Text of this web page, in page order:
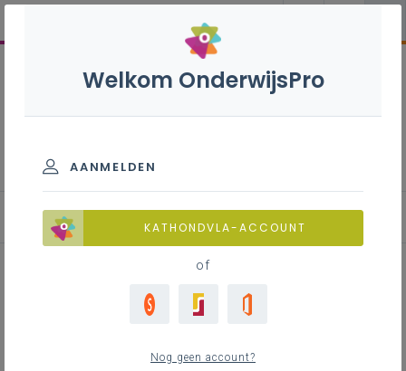
Leerplan
Welkom OnderwijsPro
AANMELDEN
KATHONDVLA-ACCOUNT
of
Nog geen account?